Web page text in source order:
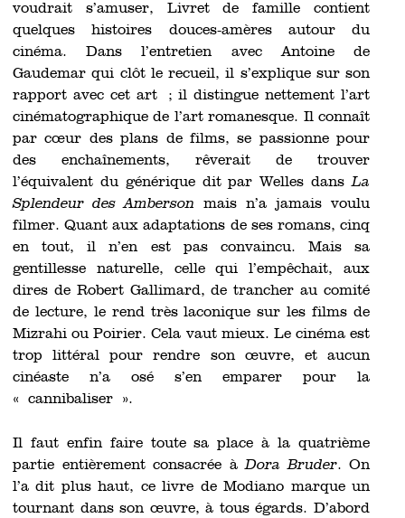
voudrait s’amuser, Livret de famille contient
quelques histoires douces-amères autour du
cinéma. Dans l’entretien avec Antoine de
Gaudemar qui clôt le recueil, il s’explique sur son
rapport avec cet art ; il distingue nettement l’art
cinématographique de l’art romanesque. Il connaît
par cœur des plans de films, se passionne pour
des enchaînements, rêverait de trouver
l’équivalent du générique dit par Welles dansLa
Splendeur des Amberson mais n’a jamais voulu
filmer. Quant aux adaptations de ses romans, cinq
en tout, il n’en est pas convaincu. Mais sa
gentillesse naturelle, celle qui l’empêchait, aux
dires de Robert Gallimard, de trancher au comité
de lecture, le rend très laconique sur les films de
Mizrahi ou Poirier. Cela vaut mieux. Le cinéma est
trop littéral pour rendre son œuvre, et aucun
cinéaste n’a osé s’en emparer pour la
« cannibaliser ».
Il faut enfin faire toute sa place à la quatrième
partie entièrement consacrée àDora Bruder. On
l’a dit plus haut, ce livre de Modiano marque un
tournant dans son œuvre, à tous égards. D’abord